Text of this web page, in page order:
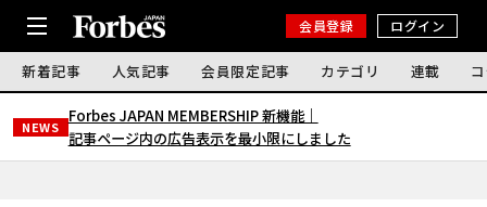
会員登録 ログイン
新着記事 人気記事 会員限定記事 カテゴリ 連載
NEWS
Forbes JAPAN MEMBERSHIP 新機能｜
記事ページ内の広告表示を最小限にしました